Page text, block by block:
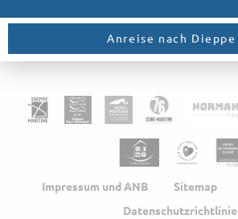
Anreise nach Dieppe
Impressum und ANB Sitemap
Datenschutzrichtlinie